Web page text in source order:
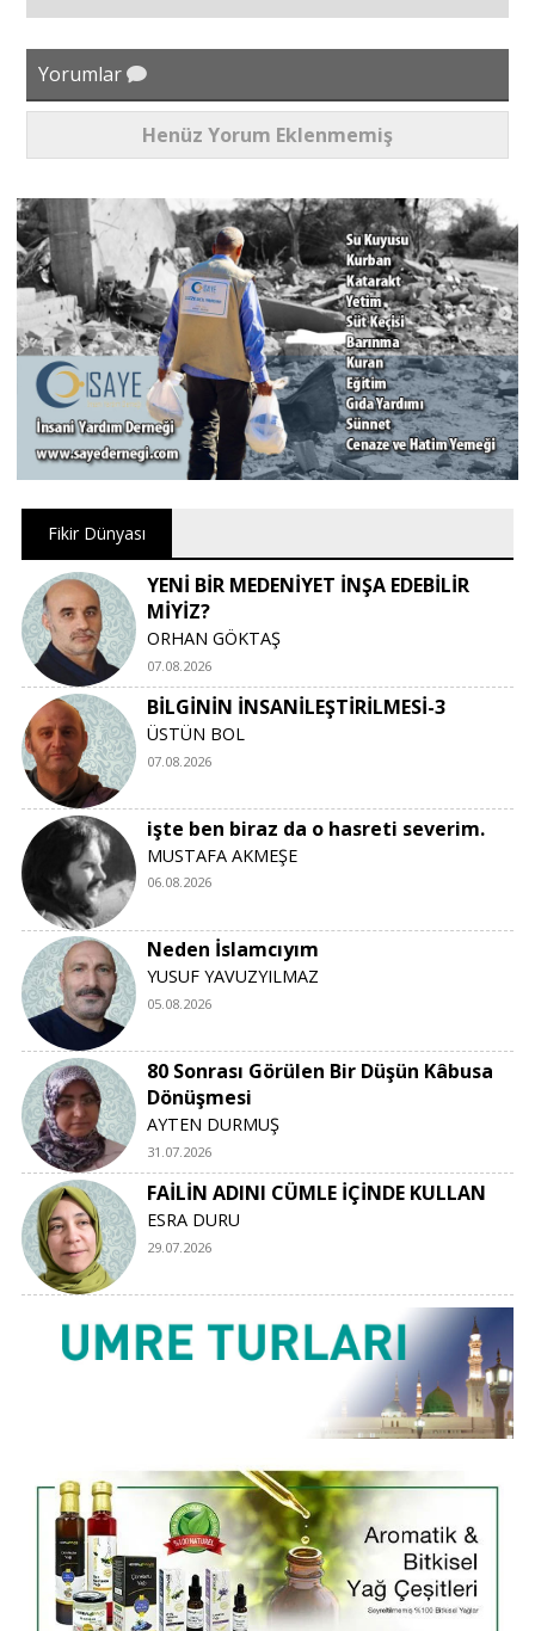
Yorumlar
Henüz Yorum Eklenmemiş
Fikir Dünyası
YENİ BİR MEDENİYET İNŞA EDEBİLİR
MİYİZ?
ORHAN GÖKTAŞ
07.08.2026
BİLGİNİN İNSANİLEŞTİRİLMESİ-3
ÜSTÜN BOL
07.08.2026
işte ben biraz da o hasreti severim.
MUSTAFA AKMEŞE
06.08.2026
Neden İslamcıyım
YUSUF YAVUZYILMAZ
05.08.2026
80 Sonrası Görülen Bir Düşün Kâbusa
Dönüşmesi
AYTEN DURMUŞ
31.07.2026
FAİLİN ADINI CÜMLE İÇİNDE KULLAN
ESRA DURU
29.07.2026